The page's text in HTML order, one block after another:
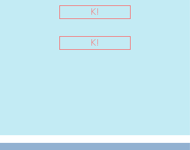
K!
K!